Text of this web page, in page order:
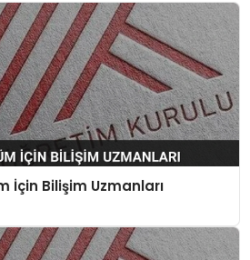
İçin Bilişim Uzmanları